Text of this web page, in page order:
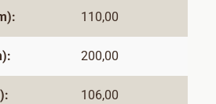
110,00
200,00
106,00